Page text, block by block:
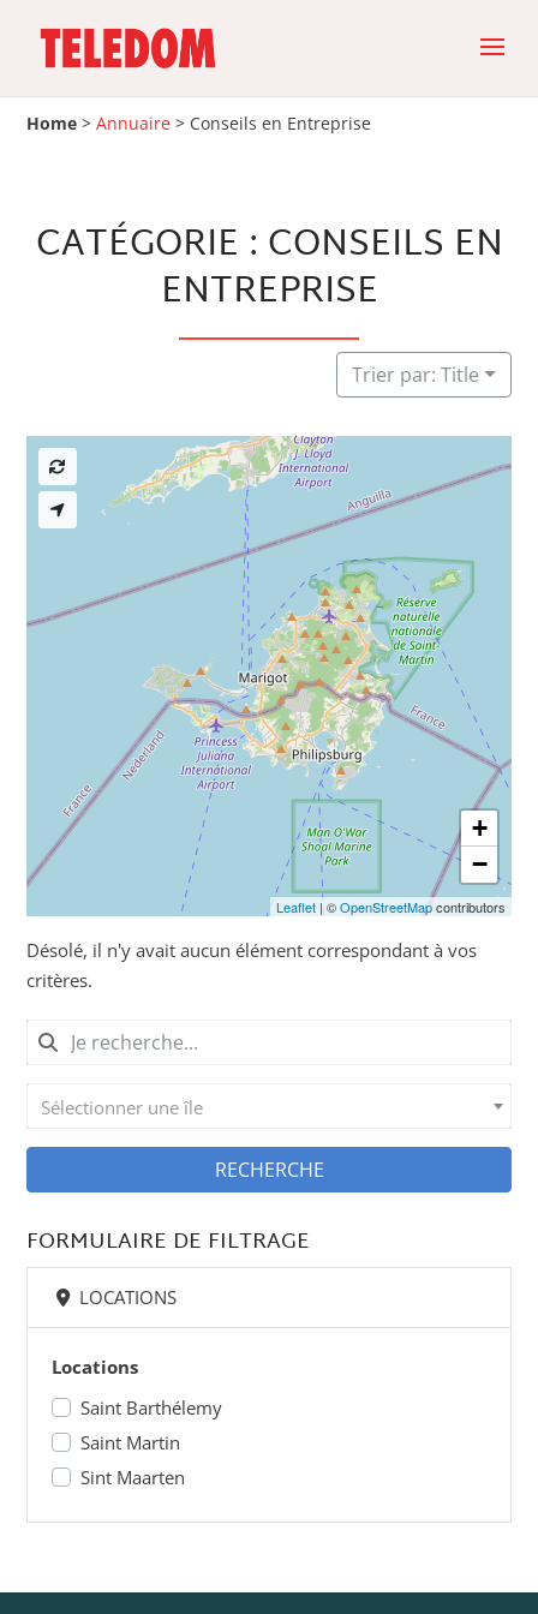
Home >Annuaire > Conseils en Entreprise
CATÉGORIE : CONSEILS EN
ENTREPRISE
Trier par: Title
Désolé, il n'y avait aucun élément correspondant à vos
critères.
+
−
Leaflet| ©OpenStreetMapcontributors
Sélectionner une île
RECHERCHE
FORMULAIRE DE FILTRAGE
LOCATIONS
Locations
Saint Barthélemy
Saint Martin
Sint Maarten